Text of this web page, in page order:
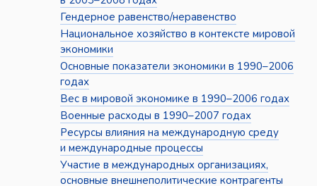
Гендерное равенство/неравенство
Национальное хозяйство в контексте мировой
экономики
Основные показатели экономики в 1990–2006
годах
Вес в мировой экономике в 1990–2006 годах
Военные расходы в 1990–2007 годах
Ресурсы влияния на международную среду
и международные процессы
Участие в международных организациях,
основные внешнеполитические контрагенты